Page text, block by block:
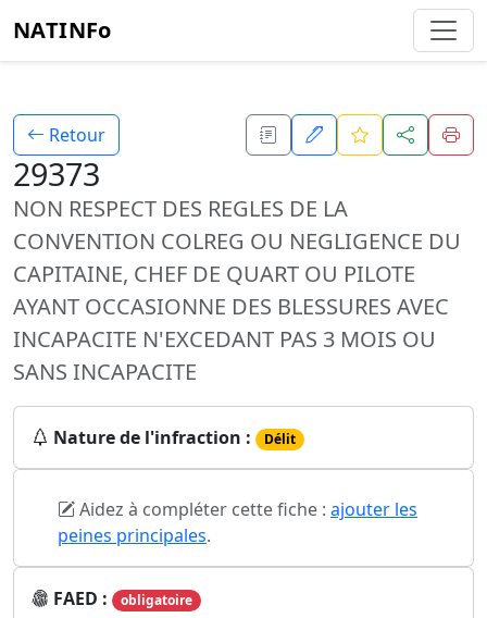
NATINFo
Retour
29373
NON RESPECT DES REGLES DE LA
CONVENTION COLREG OU NEGLIGENCE DU
CAPITAINE, CHEF DE QUART OU PILOTE
AYANT OCCASIONNE DES BLESSURES AVEC
INCAPACITE N'EXCEDANT PAS 3 MOIS OU
SANS INCAPACITE
Nature de l'infraction : Délit
Aidez à compléter cette fiche : ajouter les
peines principales.
FAED : obligatoire